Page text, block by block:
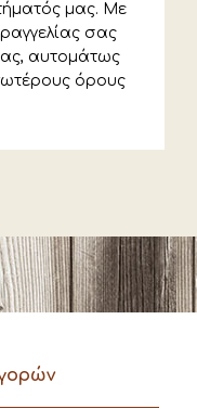
μας. Με
σας
αυτομάτως
όρους